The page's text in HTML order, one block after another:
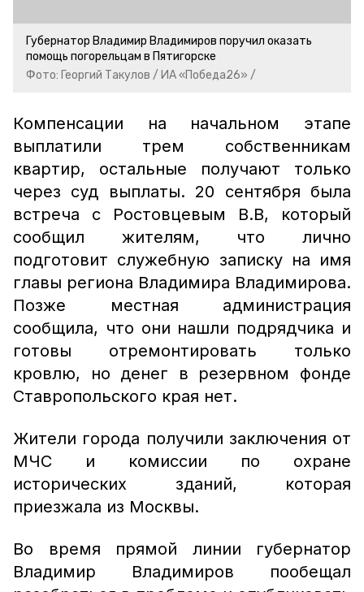
Губернатор Владимир Владимиров поручил оказать
помощь погорельцам в Пятигорске
Фото: Георгий Такулов / ИА «Победа26» /
Компенсации на начальном этапе
выплатили трем собственникам
квартир, остальные получают только
через суд выплаты. 20 сентября была
встреча с Ростовцевым В.В, который
сообщил жителям, что лично
подготовит служебную записку на имя
главы региона Владимира Владимирова.
Позже местная администрация
сообщила, что они нашли подрядчика и
готовы отремонтировать только
кровлю, но денег в резервном фонде
Ставропольского края нет.
Жители города получили заключения от
МЧС и комиссии по охране
исторических зданий, которая
приезжала из Москвы.
Во время прямой линии губернатор
Владимир Владимиров пообещал